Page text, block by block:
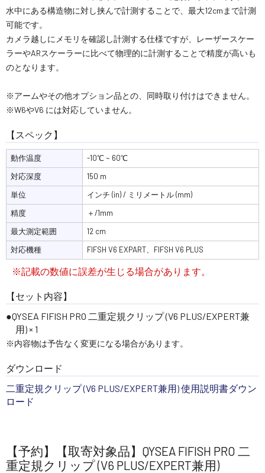
水中にある構造物に対し挟んで計測することで、最大12cmまで計測
可能です。
カメラ越しにメモリを確認し計測する仕様ですが、レーザースケー
ラーやARスケーラーに比べて物理的に計測することで精度が高いも
のとなります。
※アームやその他オプション品との、同時取り付けはできません。
※W6やV6 には対応していません。
【スペック】
動作温度
-10℃ ~ 60℃
対応深度
150 m
単位
インチ (in) / ミリメートル (mm)
精度
＋/1mm
最大測定範囲
12 cm
対応機種
FIFSH V6 EXPART、FIFSH V6 PLUS
※記載の数値に誤差が生じる場合があります。
【セット内容】
QYSEA FIFISH PRO 二重定規クリップ (V6 PLUS/EXPERT兼
用) × 1
※内容物は予告なく変更になる場合があります。
ダウンロード
二重定規クリップ (V6 PLUS/EXPERT兼用) 使用説明書ダウン
ロード
【予約】【取寄対象品】QYSEA FIFISH PRO 二
重定規クリップ (V6 PLUS/EXPERT兼用)